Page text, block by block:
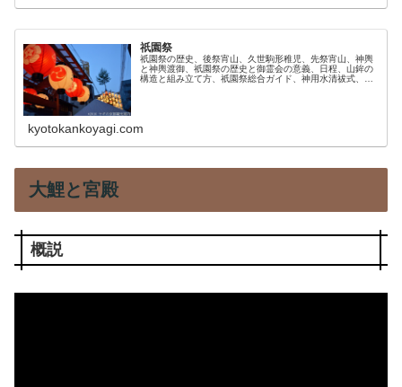
祇園祭
祇園祭の歴史、後祭宵山、久世駒形稚児、先祭宵山、神輿
と神輿渡御、祇園祭の歴史と御霊会の意義、日程、山鉾の
構造と組み立て方、祇園祭総合ガイド、神用水清祓式、山
kyotokankoyagi.com
大鯉と宮殿
概説